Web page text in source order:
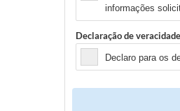
informações
Declaração de
Declaro para os